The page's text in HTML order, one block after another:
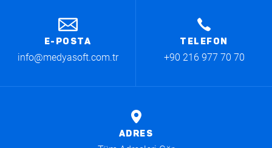
E-POSTA
info@medyasoft.com.tr
TELEFON
+90 216 977 70 70
ADRES